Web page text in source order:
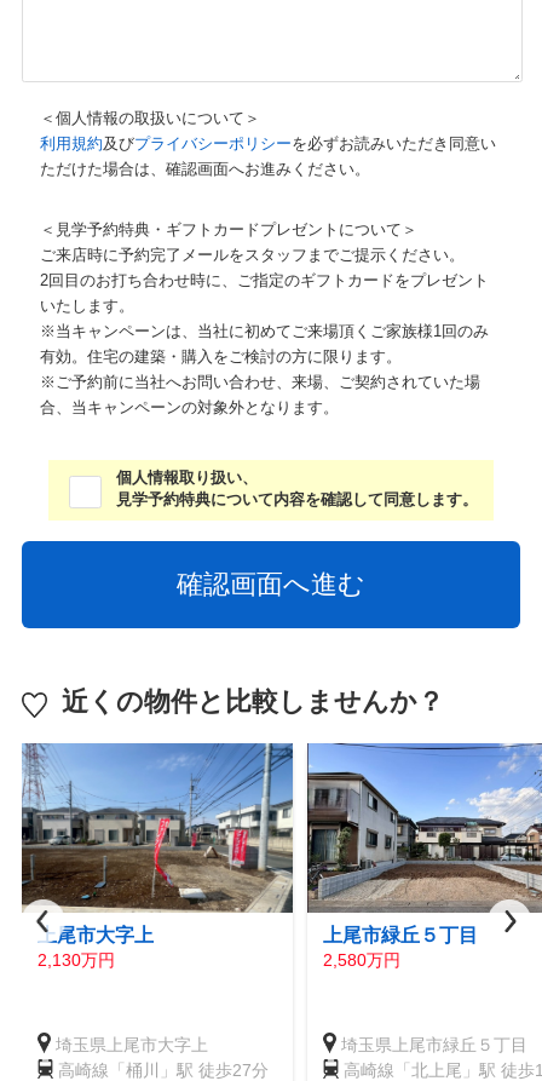
＜個人情報の取扱いについて＞
利用規約及びプライバシーポリシーを必ずお読みいただき同意い
ただけた場合は、確認画面へお進みください。
＜見学予約特典・ギフトカードプレゼントについて＞
ご来店時に予約完了メールをスタッフまでご提示ください。
2回目のお打ち合わせ時に、ご指定のギフトカードをプレゼント
いたします。
※当キャンペーンは、当社に初めてご来場頂くご家族様1回のみ
有効。住宅の建築・購入をご検討の方に限ります。
※ご予約前に当社へお問い合わせ、来場、ご契約されていた場
合、当キャンペーンの対象外となります。
個人情報取り扱い、
見学予約特典について内容を確認して同意します。
近くの物件と比較しませんか？
上尾市大字上
2,130万円
埼玉県上尾市大字上
高崎線「桶川」駅 徒歩27分
上尾市緑丘５丁目
2,580万円
埼玉県上尾市緑丘５丁目
高崎線「北上尾」駅 徒歩